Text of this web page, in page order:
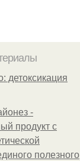
детоксикация
-
продукт с
полезного